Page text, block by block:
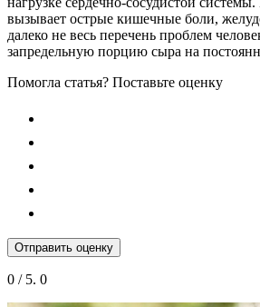
вызывает острые кишечные боли,
далеко не весь перечень проблем
запредельную порцию сыра на
Помогла статья? Поставьте оценку
Отправить оценку
0 / 5. 0